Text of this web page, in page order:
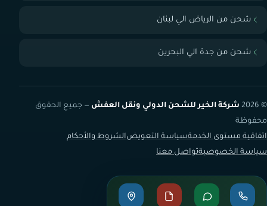
شحن من الرياض الي لبنان
شحن من جدة الي البحرين
© 2026 شركة الخير للشحن الدولي ونقل العفش — جميع الحقوق
محفوظة
اتفاقية مستوى الخدمةسياسة التعويضالشروط والأحكام
سياسة الخصوصيةتواصل معنا